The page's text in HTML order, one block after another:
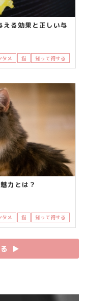
える効果と正しい与
タメ 猫 知って得する
力とは？
タメ 猫 知って得する
▶︎